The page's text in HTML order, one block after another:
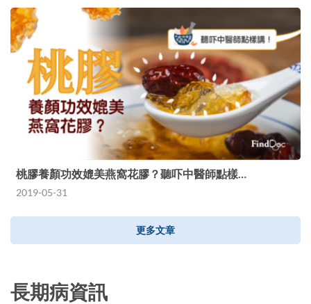
桃膠養顏功效媲美燕窩花膠？聽吓中醫師點樣…
2019-05-31
更多文章
長期病資訊